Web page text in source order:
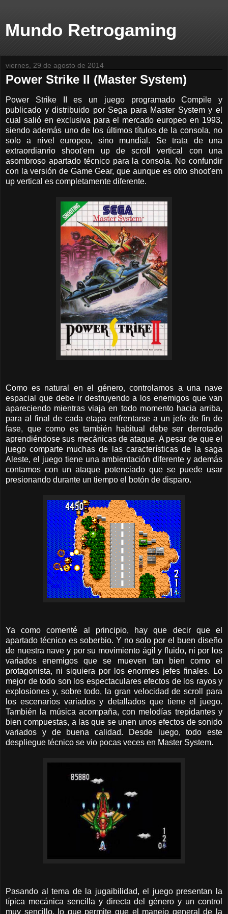
Mundo Retrogaming
viernes, 29 de agosto de 2014
Power Strike II (Master System)
Power Strike II es un juego programado Compile y
publicado y distribuido por Sega para Master System y el
cual salió en exclusiva para el mercado europeo en 1993,
siendo además uno de los últimos títulos de la consola, no
solo a nivel europeo, sino mundial. Se trata de una
extraordianrio shoot'em up de scroll vertical con una
asombroso apartado técnico para la consola. No confundir
con la versión de Game Gear, que aunque es otro shoot'em
up vertical es completamente diferente.
Como es natural en el género, controlamos a una nave
espacial que debe ir destruyendo a los enemigos que van
apareciendo mientras viaja en todo momento hacia arriba,
para al final de cada etapa enfrentarse a un jefe de fin de
fase, que como es también habitual debe ser derrotado
aprendiéndose sus mecánicas de ataque. A pesar de que el
juego comparte muchas de las características de la saga
Aleste, el juego tiene una ambientación diferente y además
contamos con un ataque potenciado que se puede usar
presionando durante un tiempo el botón de disparo.
Ya como comenté al principio, hay que decir que el
apartado técnico es soberbio. Y no solo por el buen diseño
de nuestra nave y por su movimiento ágil y fluido, ni por los
variados enemigos que se mueven tan bien como el
protagonista, ni siquiera por los enormes jefes finales. Lo
mejor de todo son los espectaculares efectos de los rayos y
explosiones y, sobre todo, la gran velocidad de scroll para
los escenarios variados y detallados que tiene el juego.
También la música acompaña, con melodías trepidantes y
bien compuestas, a las que se unen unos efectos de sonido
variados y de buena calidad. Desde luego, todo este
despliegue técnico se vio pocas veces en Master System.
Pasando al tema de la jugaibilidad, el juego presentan la
típica mecánica sencilla y directa del género y un control
muy sencillo, lo que permite que el manejo general de la